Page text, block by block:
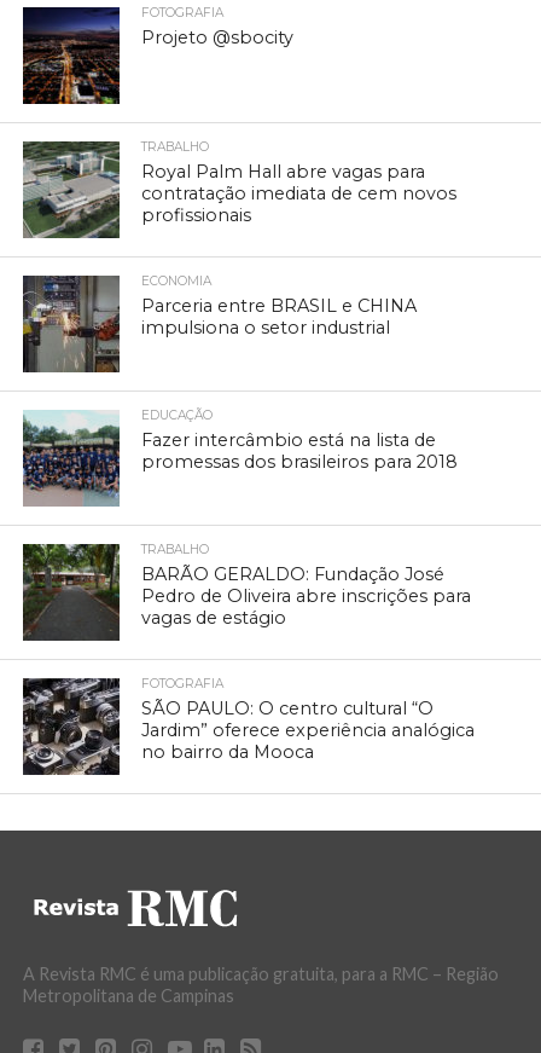
FOTOGRAFIA
Projeto @sbocity
TRABALHO
Royal Palm Hall abre vagas para
contratação imediata de cem novos
profissionais
ECONOMIA
Parceria entre BRASIL e CHINA
impulsiona o setor industrial
EDUCAÇÃO
Fazer intercâmbio está na lista de
promessas dos brasileiros para 2018
TRABALHO
BARÃO GERALDO: Fundação José
Pedro de Oliveira abre inscrições para
vagas de estágio
FOTOGRAFIA
SÃO PAULO: O centro cultural “O
Jardim” oferece experiência analógica
no bairro da Mooca
A Revista RMC é uma publicação gratuita, para a RMC – Região
Metropolitana de Campinas